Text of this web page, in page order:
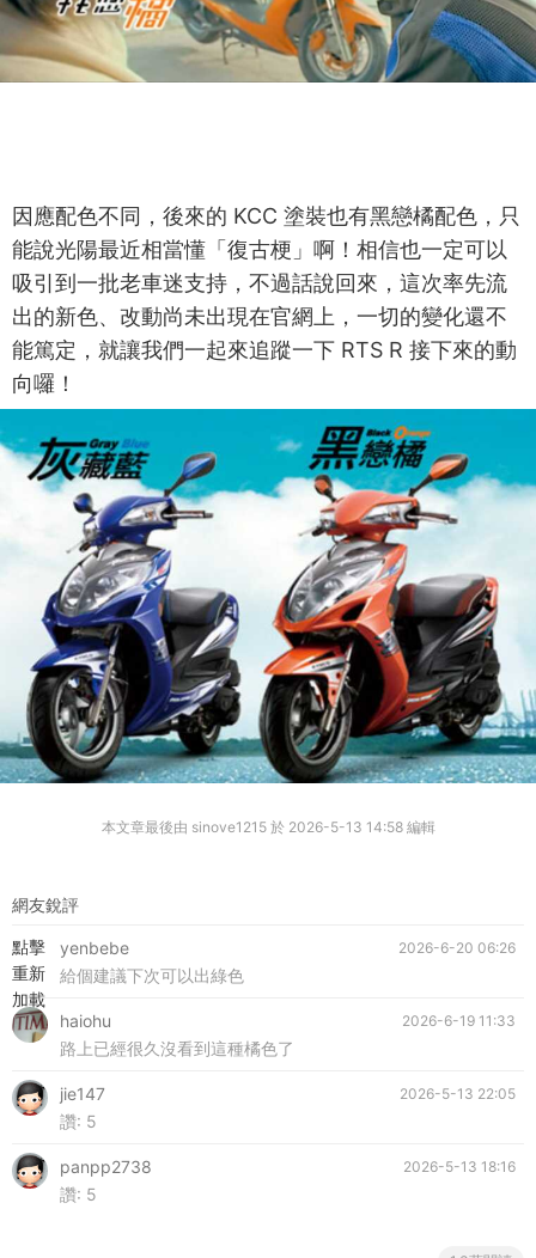
因應配色不同，後來的 KCC 塗裝也有黑戀橘配色，只
能說光陽最近相當懂「復古梗」啊！相信也一定可以
吸引到一批老車迷支持，不過話說回來，這次率先流
出的新色、改動尚未出現在官網上，一切的變化還不
能篤定，就讓我們一起來追蹤一下 RTS R 接下來的動
向囉！
本文章最後由 sinove1215 於 2026-5-13 14:58 編輯
網友銳評
點擊
重新
加載
2026-6-20 06:26
yenbebe
給個建議下次可以出綠色
2026-6-19 11:33
haiohu
路上已經很久沒看到這種橘色了
2026-5-13 22:05
jie147
讚: 5
2026-5-13 18:16
panpp2738
讚: 5